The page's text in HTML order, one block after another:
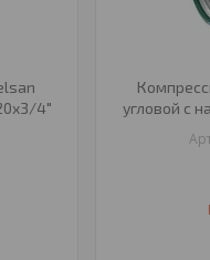
4"
угловой с